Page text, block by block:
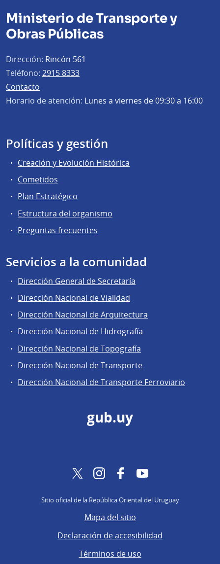
Ministerio de Transporte y
Obras Públicas
Dirección: Rincón 561
Teléfono: 2915 8333
Contacto
Horario de atención: Lunes a viernes de 09:30 a 16:00
Políticas y gestión
Creación y Evolución Histórica
Cometidos
Plan Estratégico
Estructura del organismo
Preguntas frecuentes
Servicios a la comunidad
Dirección General de Secretaría
Dirección Nacional de Vialidad
Dirección Nacional de Arquitectura
Dirección Nacional de Hidrografía
Dirección Nacional de Topografía
Dirección Nacional de Transporte
Dirección Nacional de Transporte Ferroviario
gub.uy
TwitterInstagramFacebookYouTube
Sitio oficial de la República Oriental del Uruguay
Mapa del sitio
Declaración de accesibilidad
Términos de uso